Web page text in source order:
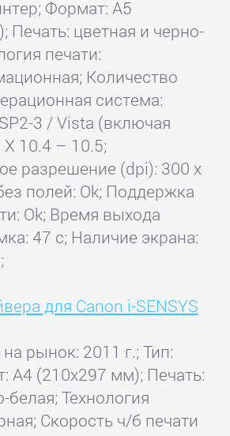
Формат: A5
Печать: цветная и черно-
печати:
Количество
система:
3 / Vista (включая
X 10.4 – 10.5;
разрешение (dpi): 300 x
полей: Ok; Поддержка
Ok; Время выхода
47 с; Наличие экрана:
для Canon i-SENSYS
рынок: 2011 г.; Тип:
A4 (210x297 мм); Печать:
белая; Технология
Скорость ч/б печати